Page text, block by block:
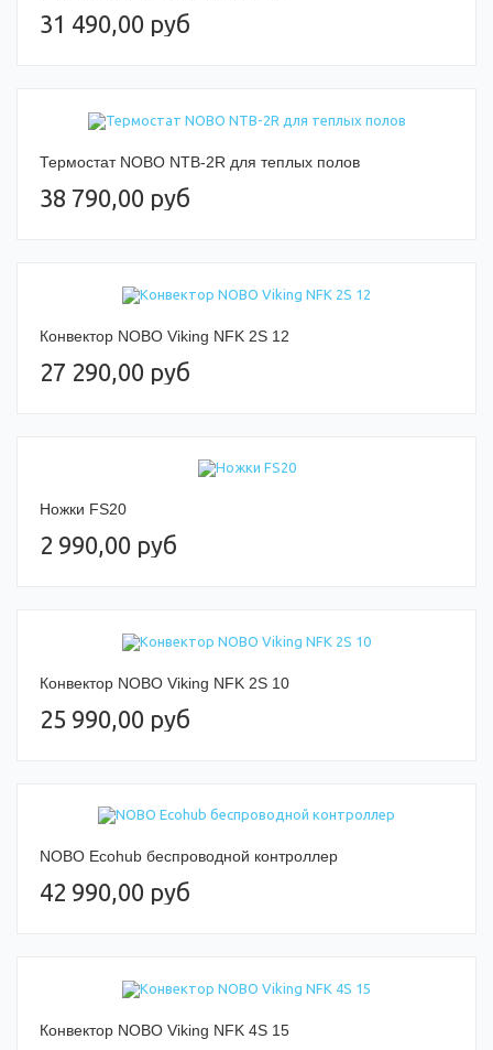
31 490,00 руб
Термостат NOBO NTB-2R для теплых полов
38 790,00 руб
Конвектор NOBO Viking NFK 2S 12
27 290,00 руб
Ножки FS20
2 990,00 руб
Конвектор NOBO Viking NFK 2S 10
25 990,00 руб
NOBO Ecohub беспроводной контроллер
42 990,00 руб
Конвектор NOBO Viking NFK 4S 15